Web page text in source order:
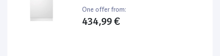
One offer from:
434,99 €